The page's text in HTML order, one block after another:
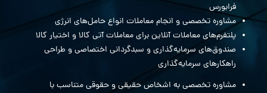
فرابورس
مشاوره تخصصی و انجام معاملات انواع حامل‌های انرژی
پلتفرم‌های معاملات آنلاین برای معاملات آتی کالا و اختیار کالا
صندوق‌های سرمایه‌گذاری و سبدگردانی اختصاصی و طراحی
راهکارهای سرمایه‌گذاری
مشاوره تخصصی به اشخاص حقیقی و حقوقی متناسب با